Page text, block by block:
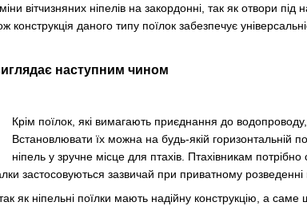
вітчизняних ніпелів на закордонні, так як отвори
даного типу поїлок забезпечує
наступним чином
Крім поїлок, які вимагають приєднання до водопроводу,
Встановлювати їх можна на будь-якій горизонтальній
ніпель у зручне місце для птахів. Птахівникам
застосовуються зазвичай при приватному розведенні
як ніпельні поїлки мають надійну конструкцію, а саме